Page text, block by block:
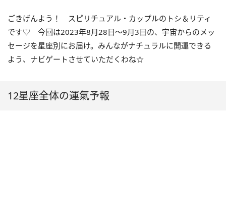
ごきげんよう！ スピリチュアル・カップルのトシ＆リティ
です♡ 今回は2023年8月28日〜9月3日の、宇宙からのメッ
セージを星座別にお届け。みんながナチュラルに開運できる
よう、ナビゲートさせていただくわね☆
12星座全体の運氣予報